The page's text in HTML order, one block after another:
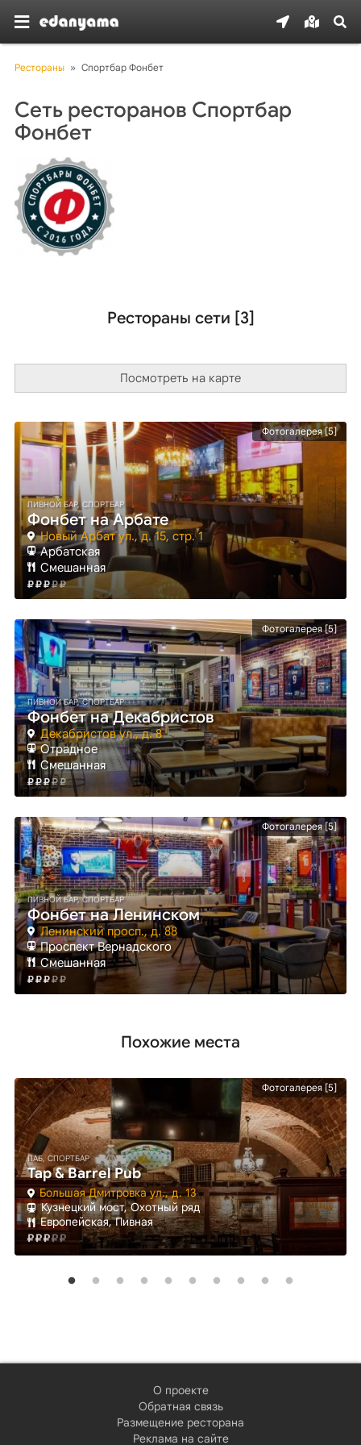
Рестораны » Спортбар Фонбет
Сеть ресторанов Спортбар
Фонбет
Рестораны сети [3]
Посмотреть на карте
Фотогалерея [5]
ПИВНОЙ БАР, СПОРТБАР
Фонбет на Арбате
Новый Арбат ул., д. 15, стр. 1
Арбатская
Смешанная
Фотогалерея [5]
ПИВНОЙ БАР, СПОРТБАР
Фонбет на Декабристов
Декабристов ул., д. 8
Отрадное
Смешанная
Фотогалерея [5]
ПИВНОЙ БАР, СПОРТБАР
Фонбет на Ленинском
Ленинский просп., д. 88
Проспект Вернадского
Смешанная
Похожие места
Фотогалерея [5]
ПАБ, СПОРТБАР
Tap & Barrel Pub
Большая Дмитровка ул., д. 13
Кузнецкий мост, Охотный ряд
Европейская, Пивная
О проекте
Обратная связь
Размещение ресторана
Реклама на сайте